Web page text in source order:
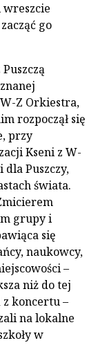
go
Z Orkiestra,
rozpoczął się
przy
Kseni z W-
dla Puszczy,
świata.
grupy i
się
naukowcy,
–
niż do tej
z koncertu –
na lokalne
w